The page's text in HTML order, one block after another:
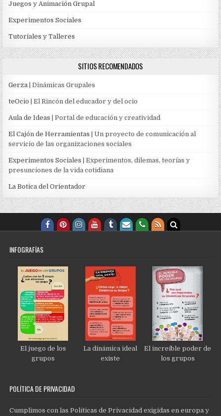
Juegos y Animación Grupal
Experimentos Sociales
Tutoriales y Talleres
SITIOS RECOMENDADOS
Gerza | Dinámicas Grupales
teOcio | El Rincón del educador y del ocio
Aula de Ideas | Portal de educación y creatividad
El Cajón de Herramientas | Un proyecto de comunicación al
servicio de las organizaciones sociales
Experimentos Sociales | Experimentos, dilemas, teorías y
presunciones de la vida cotidiana
La Botica del Orientador
INFOGRAFÍAS
El juego de los
grupos
La dinámica ideal
existe
El increíble poder de
los grupos
POLÍTICA DE PRIVACIDAD
Cumplimos con las Políticas de Privacidad exigidas en europa y